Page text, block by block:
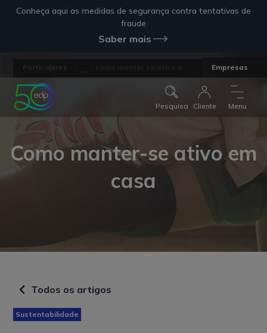
Conheça aqui as medidas de segurança contra tentativas de
fraude
Saber mais
Empresas
Pesquisa Cliente Menu
Como manter-se ativo em
casa
Todos os artigos
Sustentabilidade